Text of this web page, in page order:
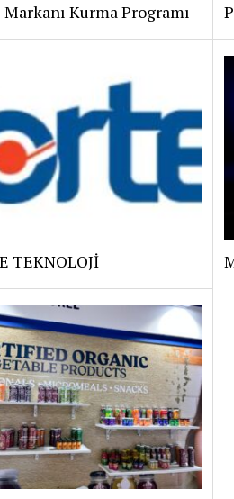
Kurma Programı
TEKNOLOJİ